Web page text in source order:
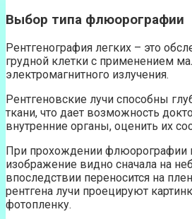
Выбор типа флюорографии
Рентгенография легких – это
грудной клетки с применением
электромагнитного излучения.
Рентгеновские лучи способны
ткани, что дает возможность
внутренние органы, оценить их
При прохождении флюорографии
изображение видно сначала на
впоследствии переносится на
рентгена лучи проецируют
фотопленку.